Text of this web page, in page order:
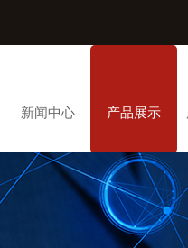
新闻中心 产品展示